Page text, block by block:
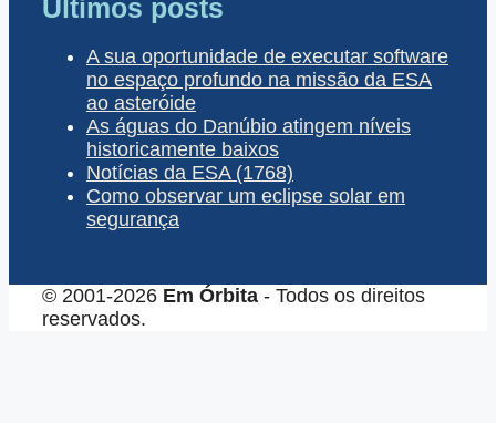
Últimos posts
A sua oportunidade de executar software
no espaço profundo na missão da ESA
ao asteróide
As águas do Danúbio atingem níveis
historicamente baixos
Notícias da ESA (1768)
Como observar um eclipse solar em
segurança
© 2001-2026 Em Órbita - Todos os direitos
reservados.